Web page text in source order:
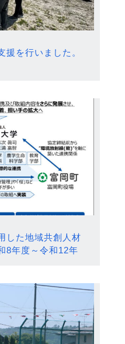
援を行いました。
した地域共創人材
8年度～令和12年